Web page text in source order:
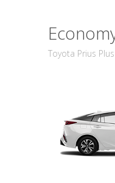
Toyota Prius